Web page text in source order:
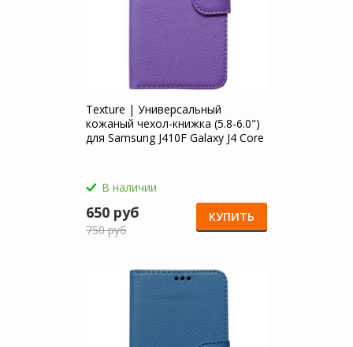
Texture | Универсальный
кожаный чехол-книжка (5.8-6.0")
для Samsung J410F Galaxy J4 Core
В наличии
650 руб
750 руб
КУПИТЬ